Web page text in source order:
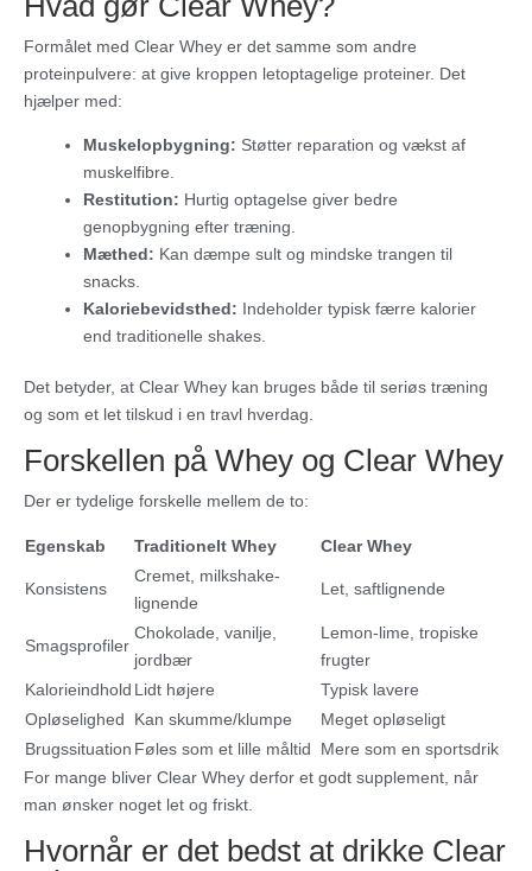
Formålet med Clear Whey er det samme som andre
proteinpulvere: at give kroppen letoptagelige proteiner. Det
hjælper med:
Muskelopbygning: Støtter reparation og vækst af
muskelfibre.
Restitution: Hurtig optagelse giver bedre
genopbygning efter træning.
Mæthed: Kan dæmpe sult og mindske trangen til
snacks.
Kaloriebevidsthed: Indeholder typisk færre kalorier
end traditionelle shakes.
Det betyder, at Clear Whey kan bruges både til seriøs træning
og som et let tilskud i en travl hverdag.
Forskellen på Whey og Clear Whey
Der er tydelige forskelle mellem de to:
Egenskab Traditionelt Whey Clear Whey
Konsistens
Cremet, milkshake-
lignende
Let, saftlignende
Smagsprofiler
Chokolade, vanilje,
jordbær
Lemon-lime, tropiske
frugter
Kalorieindhold Lidt højere
Typisk lavere
Opløselighed
Kan skumme/klumpe
Meget opløseligt
Brugssituation Føles som et lille måltid
Mere som en sportsdrik
For mange bliver Clear Whey derfor et godt supplement, når
man ønsker noget let og friskt.
Hvornår er det bedst at drikke Clear